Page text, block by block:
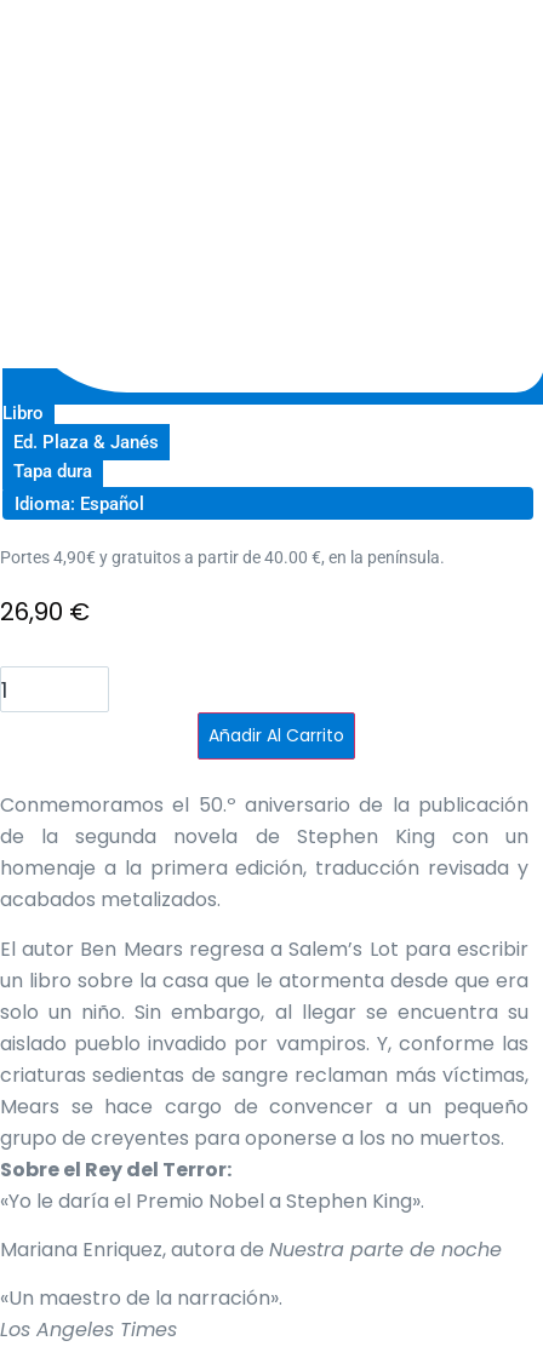
Libro
Ed. Plaza & Janés
Tapa dura
Idioma: Español
Portes 4,90€ y gratuitos a partir de 40.00 €, en la península.
26,90 €
El
misterio
de
50
aniversario
cantidad
Añadir Al Carrito
Conmemoramos el 50.º aniversario de la publicación
de la segunda novela de Stephen King con un
homenaje a la primera edición, traducción revisada y
acabados metalizados.
El autor Ben Mears regresa a Salem’s Lot para escribir
un libro sobre la casa que le atormenta desde que era
solo un niño. Sin embargo, al llegar se encuentra su
aislado pueblo invadido por vampiros. Y, conforme las
criaturas sedientas de sangre reclaman más víctimas,
Mears se hace cargo de convencer a un pequeño
grupo de creyentes para oponerse a los no muertos.
Sobre el Rey del Terror:
«Yo le daría el Premio Nobel a Stephen King».
Mariana Enriquez, autora de Nuestra parte de noche
«Un maestro de la narración».
Los Angeles Times